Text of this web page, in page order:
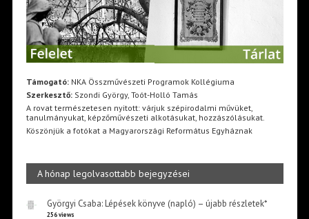
Támogató:NKA Összművészeti Programok Kollégiuma
Szerkesztő:Szondi György, Toót-Holló Tamás
A rovat természetesen nyitott: várjuk szépirodalmi művüket,
tanulmányukat, képzőművészeti alkotásukat, hozzászólásukat.
Köszönjük a fotókat a Magyarországi Református Egyháznak
A hónap legolvasottabb bejegyzései
Györgyi Csaba: Lépések könyve (napló) – újabb részletek*
256 views